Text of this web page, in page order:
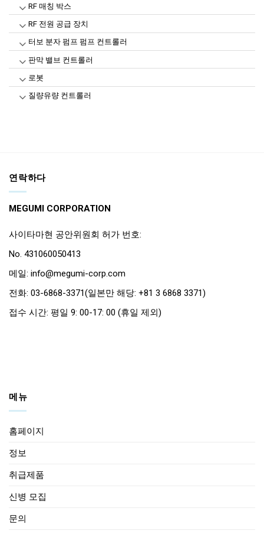
RF 매칭 박스
RF 전원 공급 장치
터보 분자 펌프 펌프 컨트롤러
판막 밸브 컨트롤러
로봇
질량유량 컨트롤러
연락하다
MEGUMI CORPORATION
사이타마현 공안위원회 허가 번호:
No. 431060050413
메일: info@megumi-corp.com
전화: 03-6868-3371(일본만 해당: +81 3 6868 3371)
접수 시간: 평일 9: 00-17: 00 (휴일 제외)
메뉴
홈페이지
정보
취급제품
신병 모집
문의